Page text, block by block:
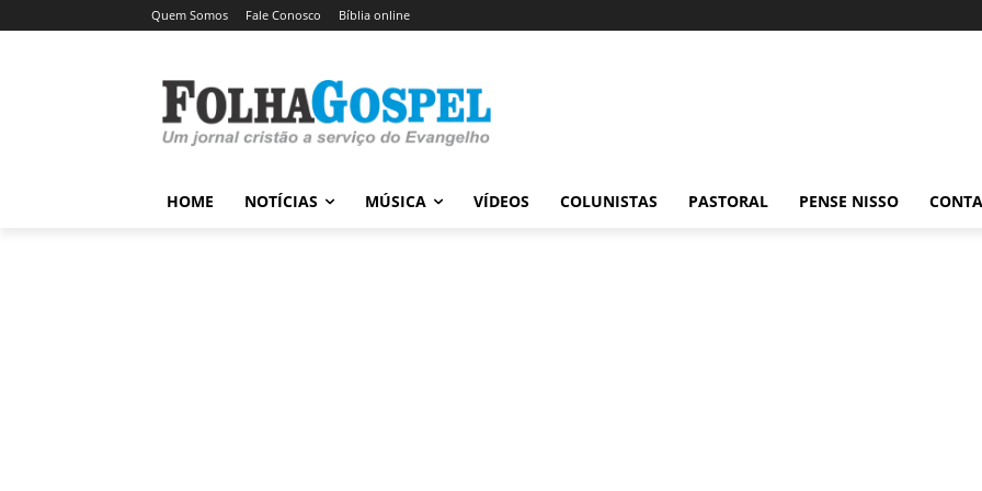
Quem Somos Fale Conosco Bíblia online
HOME NOTÍCIAS MÚSICA VÍDEOS COLUNISTAS PASTORAL PENSE NISSO